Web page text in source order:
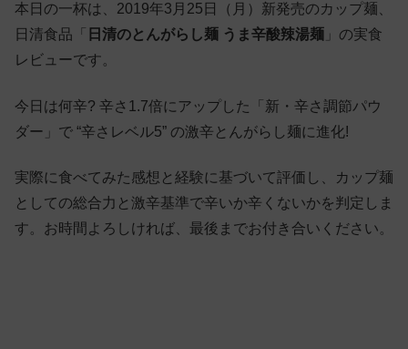
本日の一杯は、2019年3月25日（月）新発売のカップ麺、
日清食品「 日清のとんがらし麺 うま辛酸辣湯麺 」の実食
レビューです。
今日は何辛? 辛さ1.7倍にアップした「新・辛さ調節パウ
ダー」で “辛さレベル5” の激辛とんがらし麺に進化!
実際に食べてみた感想と経験に基づいて評価し、カップ麺
としての総合力と激辛基準で辛いか辛くないかを判定しま
す。お時間よろしければ、最後までお付き合いください。